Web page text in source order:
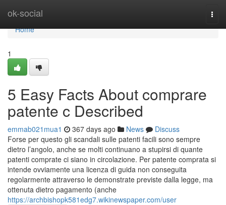
ok-social
Home
Home
1
5 Easy Facts About comprare
patente c Described
emmab021mua1 367 days ago News
Discuss
Forse per questo gli scandali sulle patenti facili sono sempre
dietro l’angolo, anche se molti continuano a stupirsi di quante
patenti comprate ci siano in circolazione. Per patente comprata si
intende ovviamente una licenza di guida non conseguita
regolarmente attraverso le demonstrate previste dalla legge, ma
ottenuta dietro pagamento (anche
https://archbishopk581edg7.wikinewspaper.com/user